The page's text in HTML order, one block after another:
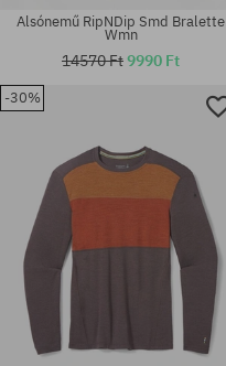
Elérhető méretek:
Alsónemű RipNDip Smd Bralette
Wmn
14570 Ft9990 Ft
-30%